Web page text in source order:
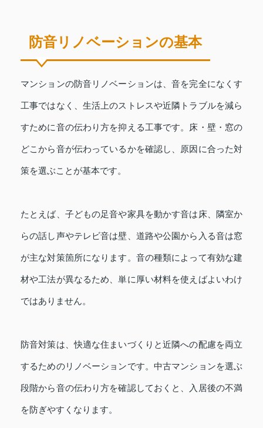
防音リノベーションの基本
マンションの防音リノベーションは、音を完全になくす
工事ではなく、生活上のストレスや近隣トラブルを減ら
すために音の伝わり方を抑える工事です。床・壁・窓の
どこから音が伝わっているかを確認し、原因に合った対
策を選ぶことが基本です。
たとえば、子どもの足音や家具を動かす音は床、隣室か
らの話し声やテレビ音は壁、道路や公園から入る音は窓
が主な対策箇所になります。音の種類によって有効な建
材や工法が異なるため、単に厚い材料を使えばよいわけ
ではありません。
防音対策は、快適な住まいづくりと近隣への配慮を両立
するためのリノベーションです。中古マンションを選ぶ
段階から音の伝わり方を確認しておくと、入居後の不満
を防ぎやすくなります。